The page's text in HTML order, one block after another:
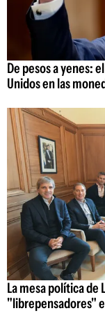
De pesos a yenes:
Unidos en las
La mesa política de
"librepensadores"